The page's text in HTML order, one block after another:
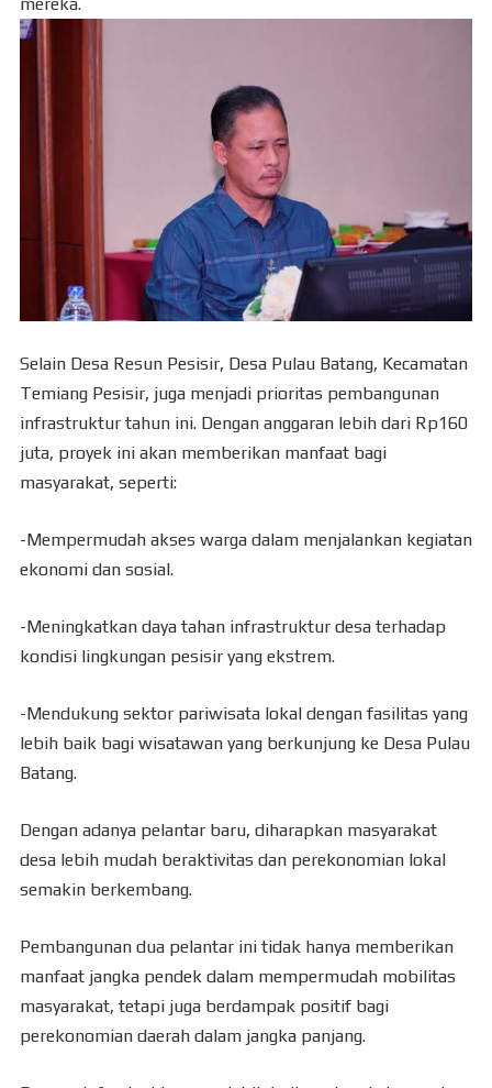
Selain Desa Resun Pesisir, Desa Pulau Batang, Kecamatan
Temiang Pesisir, juga menjadi prioritas pembangunan
infrastruktur tahun ini. Dengan anggaran lebih dari Rp160
juta, proyek ini akan memberikan manfaat bagi
masyarakat, seperti:
-Mempermudah akses warga dalam menjalankan kegiatan
ekonomi dan sosial.
-Meningkatkan daya tahan infrastruktur desa terhadap
kondisi lingkungan pesisir yang ekstrem.
-Mendukung sektor pariwisata lokal dengan fasilitas yang
lebih baik bagi wisatawan yang berkunjung ke Desa Pulau
Batang.
Dengan adanya pelantar baru, diharapkan masyarakat
desa lebih mudah beraktivitas dan perekonomian lokal
semakin berkembang.
Pembangunan dua pelantar ini tidak hanya memberikan
manfaat jangka pendek dalam mempermudah mobilitas
masyarakat, tetapi juga berdampak positif bagi
perekonomian daerah dalam jangka panjang.